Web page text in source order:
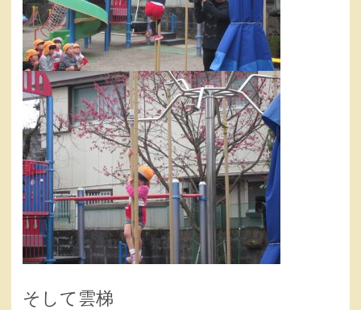
そして雲梯